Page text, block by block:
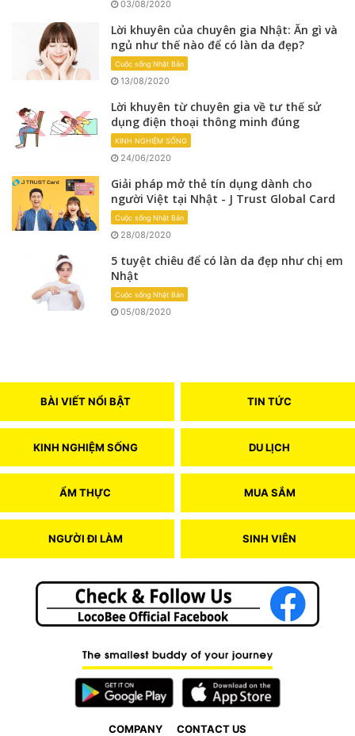
03/08/2020
Lời khuyên của chuyên gia Nhật: Ăn gì và
ngủ như thế nào để có làn da đẹp?
Cuộc sống Nhật Bản
13/08/2020
Lời khuyên từ chuyên gia về tư thế sử
dụng điện thoại thông minh đúng
KINH NGHIỆM SỐNG
24/06/2020
Giải pháp mở thẻ tín dụng dành cho
người Việt tại Nhật - J Trust Global Card
Cuộc sống Nhật Bản
28/08/2020
5 tuyệt chiêu để có làn da đẹp như chị em
Nhật
Cuộc sống Nhật Bản
05/08/2020
BÀI VIẾT NỔI BẬT TIN TỨC
KINH NGHIỆM SỐNG DU LỊCH
ẨM THỰC MUA SẮM
NGƯỜI ĐI LÀM SINH VIÊN
COMPANY CONTACT US